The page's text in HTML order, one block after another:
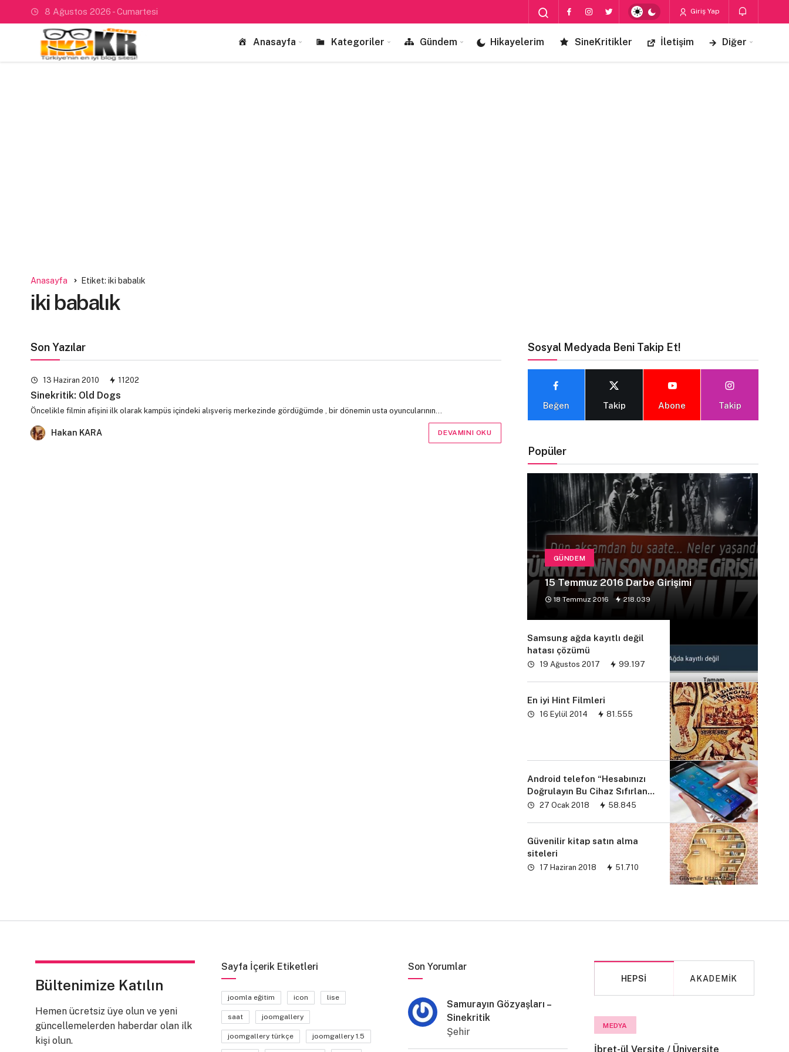
8 Ağustos 2026 - Cumartesi Giriş Yap
Anasayfa Kategoriler Gündem Hikayelerim SineKritikler İletişim Diğer
Anasayfa Etiket: iki babalık
iki babalık
Son Yazılar
13 Haziran 2010 11202
Sinekritik: Old Dogs
Öncelikle filmin afişini ilk olarak kampüs içindeki alışveriş merkezinde gördüğümde , bir dönemin usta oyuncularının…
Hakan KARA DEVAMINI OKU
Sosyal Medyada Beni Takip Et!
Beğen Takip Abone Takip
Popüler
GÜNDEM
15 Temmuz 2016 Darbe Girişimi
18 Temmuz 2016 218.039
Samsung ağda kayıtlı değil
hatası çözümü
19 Ağustos 2017 99.197
En iyi Hint Filmleri
16 Eylül 2014 81.555
Android telefon “Hesabınızı
Doğrulayın Bu Cihaz Sıfırlandı
sorunu” çözümü
27 Ocak 2018 58.845
Güvenilir kitap satın alma
siteleri
17 Haziran 2018 51.710
Bültenimize Katılın
Hemen ücretsiz üye olun ve yeni
güncellemelerden haberdar olan ilk
kişi olun.
Sayfa İçerik Etiketleri
joomla eğitim icon lise
saat joomgallery
joomgallery türkçe joomgallery 1.5
Son Yorumlar
Samurayın Gözyaşları –
Sinekritik
Şehir
HEPSI AKADEMIK
MEDYA
İbret-ül Versite / Üniversite